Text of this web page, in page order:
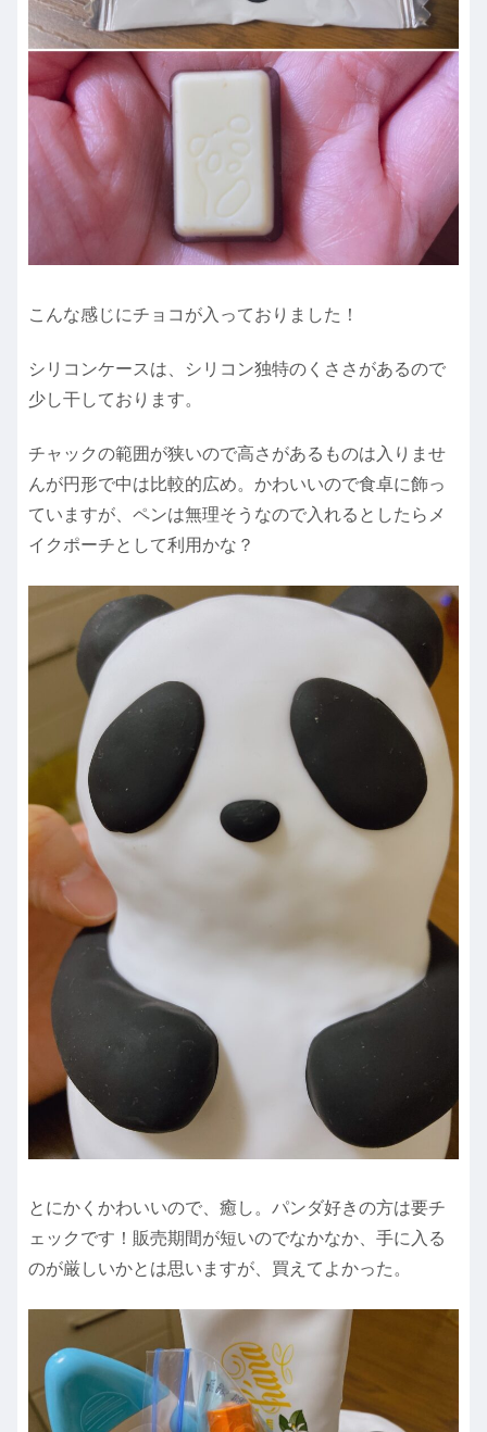
こんな感じにチョコが入っておりました！
シリコンケースは、シリコン独特のくささがあるので
少し干しております。
チャックの範囲が狭いので高さがあるものは入りませ
んが円形で中は比較的広め。かわいいので食卓に飾っ
ていますが、ペンは無理そうなので入れるとしたらメ
イクポーチとして利用かな？
とにかくかわいいので、癒し。パンダ好きの方は要チ
ェックです！販売期間が短いのでなかなか、手に入る
のが厳しいかとは思いますが、買えてよかった。